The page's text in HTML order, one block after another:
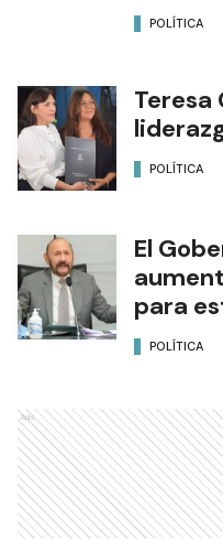
POLÍTICA
Teresa
POLÍTICA
El
para
POLÍTICA
Ads